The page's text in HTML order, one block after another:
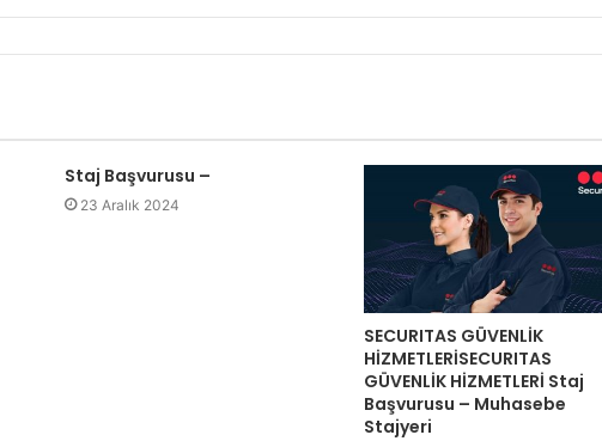
Staj Başvurusu –
23 Aralık 2024
SECURITAS GÜVENLİK
HİZMETLERİSECURITAS
GÜVENLİK HİZMETLERİ Staj
Başvurusu – Muhasebe
Stajyeri